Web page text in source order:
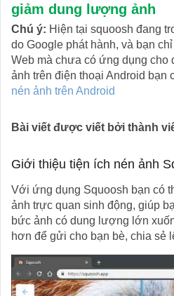
giảm dung lượng ảnh
Chú ý: Hiện tại squoosh đang
do Google phát hành, và bạn
Web mà chưa có ứng dụng cho
ảnh trên điện thoại Android bạn
nén ảnh trên Android
Bài viết được viết bởi thành
Giới thiệu tiện ích nén ảnh
Với ứng dụng Squoosh bạn có
ảnh trực quan sinh động, giúp
bức ảnh có dung lượng lớn
hơn để gửi cho bạn bè, chia sẻ